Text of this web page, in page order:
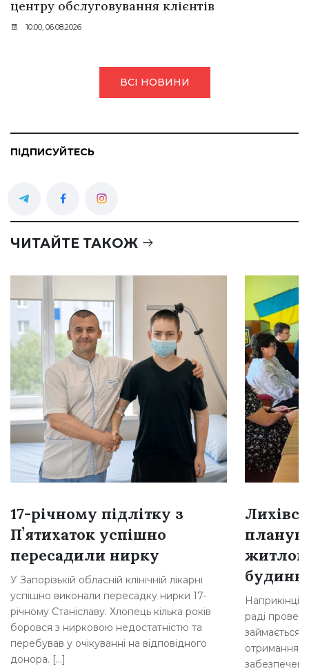
центру обслуговування клієнтів
10:00, 06.08.2026
ВСІ НОВИНИ
ПІДПИСУЙТЕСЬ
ЧИТАЙТЕ ТАКОЖ
17-річному підлітку з
Пʼятихаток успішно
пересадили нирку
У Запорізькій обласній клінічній лікарні
успішно виконали пересадку нирки 17-
річному Станіславу. Хлопець кілька років
боровся з нирковою недостатністю та
перебував у очікуванні на відповідного
донора. […]
Наприкінці
раді
займається
отримання